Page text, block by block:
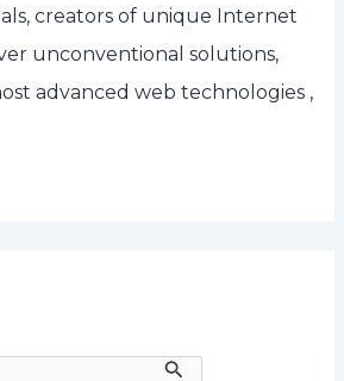
creators of unique Internet
unconventional solutions,
advanced web technologies ,